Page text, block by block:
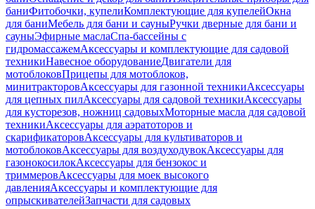
баниФитобочки, купелиКомплектующие для купелейОкна
для баниМебель для бани и сауныРучки дверные для бани и
сауныЭфирные маслаСпа-бассейны с
гидромассажемАксессуары и комплектующие для садовой
техникиНавесное оборудованиеДвигатели для
мотоблоковПрицепы для мотоблоков,
минитракторовАксессуары для газонной техникиАксессуары
для цепных пилАксессуары для садовой техникиАксессуары
для кусторезов, ножниц садовыхМоторные масла для садовой
техникиАксессуары для аэратоторов и
скарификаторовАксессуары для культиваторов и
мотоблоковАксессуары для воздуходувокАксессуары для
газонокосилокАксессуары для бензокос и
триммеровАксессуары для моек высокого
давленияАксессуары и комплектующие для
опрыскивателейЗапчасти для садовых